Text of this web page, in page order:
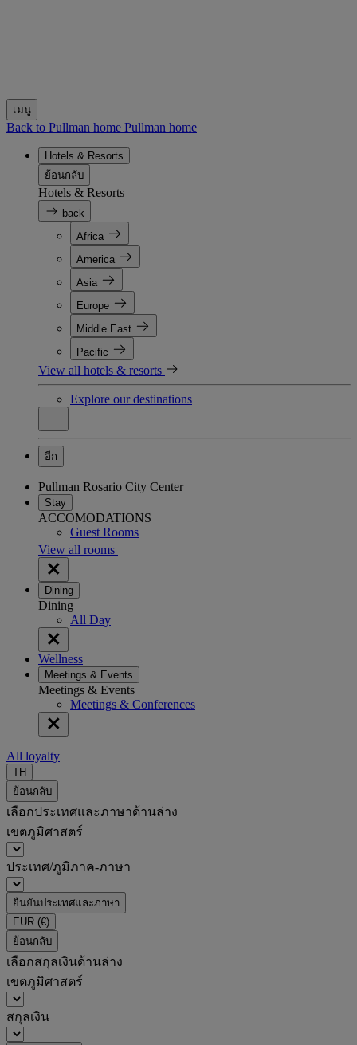
เมนู
Back to Pullman home Pullman home
Hotels & Resorts
ย้อนกลับ
Hotels & Resorts
back
Africa
America
Asia
Europe
Middle East
Pacific
View all hotels & resorts
Explore our destinations
อีก
Pullman Rosario City Center
Stay
ACCOMODATIONS
Guest Rooms
View all rooms
Dining
Dining
All Day
Wellness
Meetings & Events
Meetings & Events
Meetings & Conferences
All loyalty
TH
ย้อนกลับ
เลือกประเทศและภาษาด้านล่าง
เขตภูมิศาสตร์
ประเทศ/ภูมิภาค-ภาษา
ยืนยันประเทศและภาษา
EUR (€)
ย้อนกลับ
เลือกสกุลเงินด้านล่าง
เขตภูมิศาสตร์
สกุลเงิน